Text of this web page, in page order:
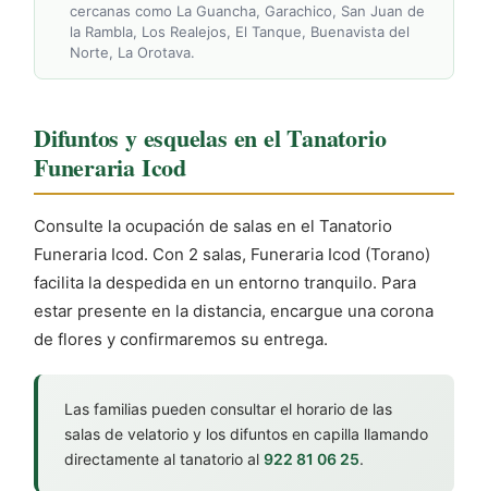
cercanas como La Guancha, Garachico, San Juan de
la Rambla, Los Realejos, El Tanque, Buenavista del
Norte, La Orotava.
Difuntos y esquelas en el Tanatorio
Funeraria Icod
Consulte la ocupación de salas en el Tanatorio
Funeraria Icod. Con 2 salas, Funeraria Icod (Torano)
facilita la despedida en un entorno tranquilo. Para
estar presente en la distancia, encargue una corona
de flores y confirmaremos su entrega.
Las familias pueden consultar el horario de las
salas de velatorio y los difuntos en capilla llamando
directamente al tanatorio al 922 81 06 25.